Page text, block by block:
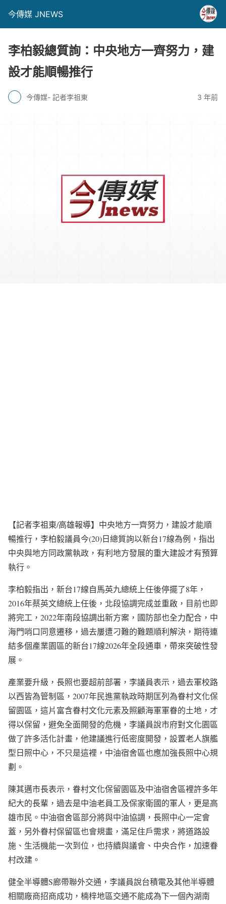
今傳媒 JNEWS
李柏毅總質詢：中央地方一齊努力，建
設才能順暢推行
今傳媒- 記者李祖東 3 年前
【記者李祖東/高雄報導】中央地方一齊努力，建設才能順
暢推行，李柏毅議員今(20)日總質詢以新台17線為例，指出
中央與地方同政黨執政，有利地方發展的重大建設才有預算
執行。
李柏毅指出，新台17線自馬英九總統上任後停擺了8年，
2016年蔡英文總統上任後，北段協調完成並重啟，目前也即
將完工，2022年南段協調出新方案，國防部也全力配合，中
海門哨口同意遷移，過去屢遭刁難的難題順利解決，期待連
結多個產業園區的新台17線2026年全段通車，帶來突破性發
展。
產業要升級，長照也要超前部署，李議員表示，過去軍校路
以西皆為管制區，2007年民進黨執政時期匡列為眷村文化保
留園區，這片富含眷村文化元素及照顧海軍軍眷的土地，才
得以保留，避免全面開發的危機，李議員說市府對文化園區
做了許多活化計畫，他建議進行低密度開發，設置老人旗艦
型日照中心，不只是這裡，中油宿舍區也應加強長照中心規
劃。
陳其邁市長表示，眷村文化保留園區及中油宿舍區裡許多年
紀大的長輩，過去是中油老員工及保家衛國的軍人，更是高
雄市民。中油宿舍區部分將與中油協調，長照中心一定會
蓋，另外眷村保留區也會規畫，滿足住戶需求，將道路設
施、生活機能一次到位，也持續與議會、中央合作，加速眷
村改建。
健全半導體S廊帶聯外交通，李議員說台積電及其他半導體
相關廠商招商成功，楠梓地區交通不能成為下一個內湖南